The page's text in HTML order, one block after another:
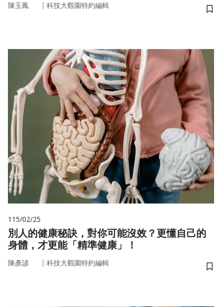
陳玉鳳 ｜ 科技大觀園特約編輯
儲
115/02/25
別人的健康秘訣，對你可能沒效？更懂自己的
身體，才更能「精準健康」！
陳彥諺 ｜ 科技大觀園特約編輯
儲